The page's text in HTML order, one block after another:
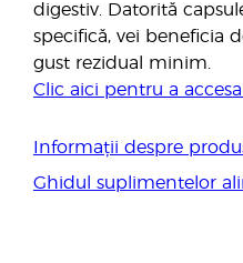
digestiv. Datorită
specifică, vei beneficia
gust rezidual minim.
Clic aici pentru a
Informații despre
Ghidul suplimentelor